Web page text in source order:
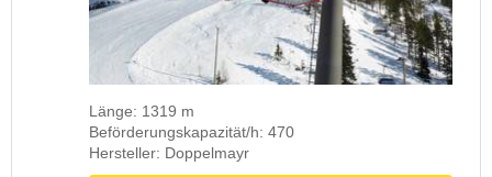
Länge: 1319 m
Beförderungskapazität/h: 470
Hersteller: Doppelmayr